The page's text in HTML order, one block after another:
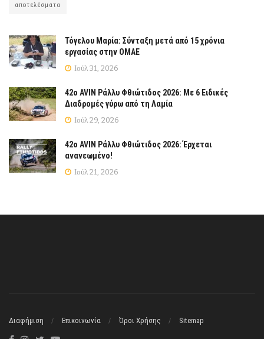
αποτελέσματα
Τόγελου Μαρία: Σύνταξη μετά από 15 χρόνια
εργασίας στην ΟΜΑΕ
Ιούλ 31, 2026
42ο AVIN Ράλλυ Φθιώτιδος 2026: Με 6 Ειδικές
Διαδρομές γύρω από τη Λαμία
Ιούλ 29, 2026
42ο AVIN Ράλλυ Φθιώτιδος 2026: Έρχεται
ανανεωμένο!
Ιούλ 21, 2026
Διαφήμιση Επικοινωνία Όροι Χρήσης Sitemap